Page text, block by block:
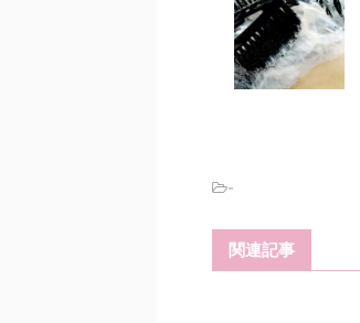
-
関連記事